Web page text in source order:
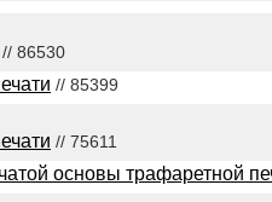
// 86530
// 85399
// 75611
основы трафаретной